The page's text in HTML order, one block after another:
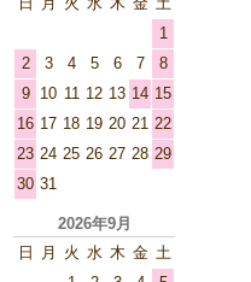
1
2
3 4 5 6 7
8
9
10 11 12 13 14 15
16 17 18 19 20 21 22
23 24 25 26 27 28 29
30 31
2026年9月
日
月 火 水 木 金 土